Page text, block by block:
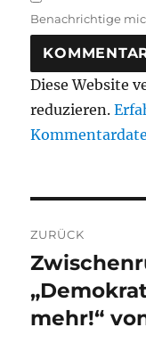
Benachrichtige
Diese Website
reduzieren.
ZURÜCK
Vorheriger
Beitrag:
mehr!“